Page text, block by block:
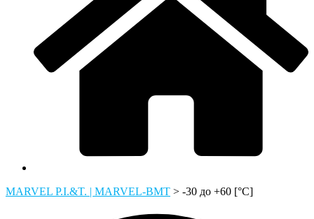
MARVEL P.I.&T. | MARVEL-BMT > -30 до +60 [°C]